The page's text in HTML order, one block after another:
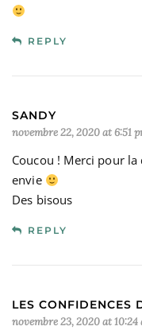
REPLY
SANDY
novembre 22, 2020 at 6:51
Coucou ! Merci pour
envie
Des bisous
REPLY
LES CONFIDENCES
novembre 23, 2020 at 10:24